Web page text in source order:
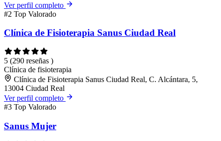
Ver perfil completo
#2 Top Valorado
Clínica de Fisioterapia Sanus Ciudad Real
5 (290 reseñas )
Clínica de fisioterapia
Clínica de Fisioterapia Sanus Ciudad Real, C. Alcántara, 5,
13004 Ciudad Real
Ver perfil completo
#3 Top Valorado
Sanus Mujer